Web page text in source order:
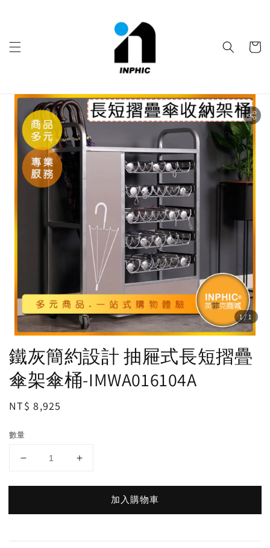
1/1
鐵灰簡約設計 抽屜式長短摺疊
傘架傘桶-IMWA016104A
Regular
NT$ 8,925
數量
加入購物車